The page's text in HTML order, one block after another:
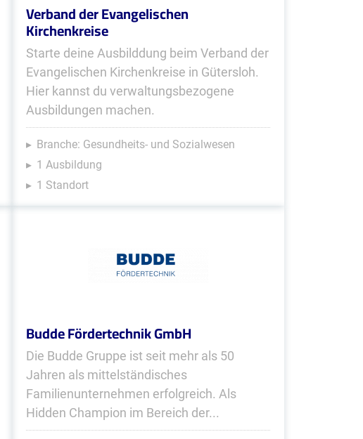
Verband der Evangelischen
Kirchenkreise
Starte deine Ausbilddung beim Verband der
Evangelischen Kirchenkreise in Gütersloh.
Hier kannst du verwaltungsbezogene
Ausbildungen machen.
Branche: Gesundheits- und Sozialwesen
1 Ausbildung
1 Standort
Budde Fördertechnik GmbH
Die Budde Gruppe ist seit mehr als 50
Jahren als mittelständisches
Familienunternehmen erfolgreich. Als
Hidden Champion im Bereich der...